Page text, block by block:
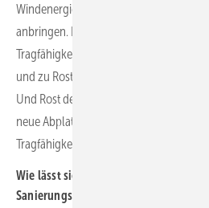
Windenergieanlagen schon bei
anbringen. Risse im Beton bedrohen
Tragfähigkeit der Fundamente, doch
und zu Rost etwa an
Und Rost dehnt das Materialvolumen
neue Abplatzungen erzeugt und dann
Tragfähigkeit des Systems gefährden
Wie lässt sich kostenbewusst
Sanierungsbedarf herrscht?